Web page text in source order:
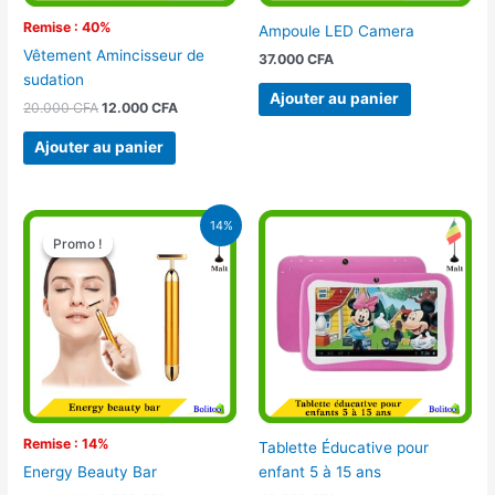
Remise : 40%
Vêtement Amincisseur de
sudation
20.000CFA 12.000CFA
Ajouter au panier
Ampoule LED Camera
37.000 CFA
Ajouter au panier
14%
Promo !
Remise : 14%
Promo !
Energy Beauty Bar
Le
prix
initial
était :
11.000 CFA.
Le
actuel
est :
Tablette Éducative pour
enfant 5 à 15 ans